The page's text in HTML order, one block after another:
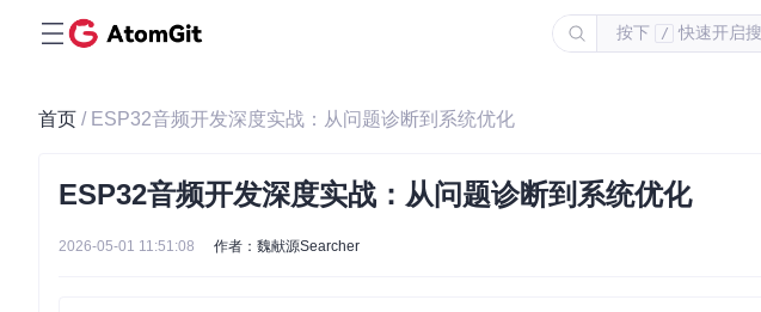
按下 / 快速开启
首页 / ESP32音频开发深度实战：从问题诊断到系统优化
ESP32音频开发深度实战：从问题诊断到系统优化
2026-05-01 11:51:08 作者：魏献源Searcher